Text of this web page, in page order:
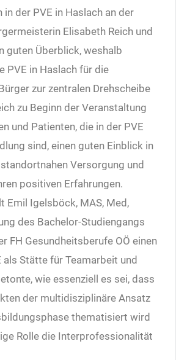
der PVE in Haslach an der
Elisabeth Reich und
guten Überblick, weshalb
PVE in Haslach für die
zur zentralen Drehscheibe
zu Beginn der Veranstaltung
und Patienten, die in der PVE
sind, einen guten Einblick in
Versorgung und
positiven Erfahrungen.
Emil Igelsböck, MAS, Med,
des Bachelor-Studiengangs
FH Gesundheitsberufe OÖ einen
Stätte für Teamarbeit und
wie essenziell es sei, dass
der multidisziplinäre Ansatz
thematisiert wird
Rolle die Interprofessionalität